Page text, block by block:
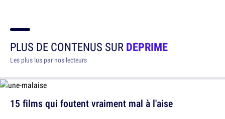
PLUS DE CONTENUS SURDEPRIME
Les plus lus par nos lecteurs
15 films qui foutent vraiment mal à l'aise